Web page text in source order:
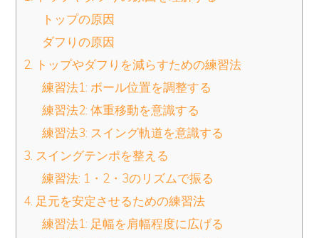
トップの原因
ダフりの原因
2. トップやダフりを減らすための練習法
練習法1: ボール位置を調整する
練習法2: 体重移動を意識する
練習法3: スイング軌道を意識する
3. スイングテンポを整える
練習法: 1・2・3のリズムで振る
4. 足元を安定させるための練習法
練習法1: 足幅を肩幅程度に広げる